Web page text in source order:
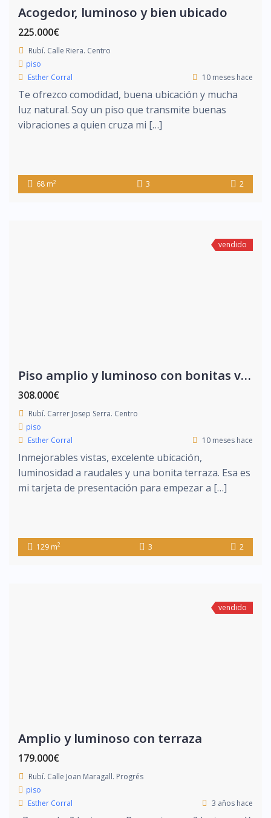
Acogedor, luminoso y bien ubicado
225.000€
Rubí. Calle Riera. Centro
piso
Esther Corral
10 meses hace
Te ofrezco comodidad, buena ubicación y mucha
luz natural. Soy un piso que transmite buenas
vibraciones a quien cruza mi […]
68 m2 3 2
vendido
Piso amplio y luminoso con bonitas vistas
308.000€
Rubí. Carrer Josep Serra. Centro
piso
Esther Corral
10 meses hace
Inmejorables vistas, excelente ubicación,
luminosidad a raudales y una bonita terraza. Esa es
mi tarjeta de presentación para empezar a […]
129 m2 3 2
vendido
Amplio y luminoso con terraza
179.000€
Rubí. Calle Joan Maragall. Progrés
piso
Esther Corral
3 años hace